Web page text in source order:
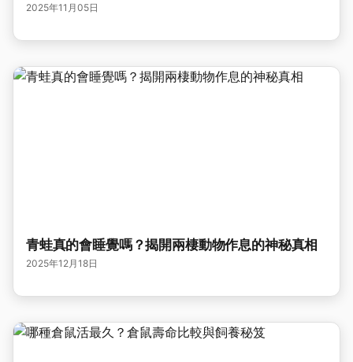
2025年11月05日
青蛙真的會睡覺嗎？揭開兩棲動物作息的神秘真相
2025年12月18日